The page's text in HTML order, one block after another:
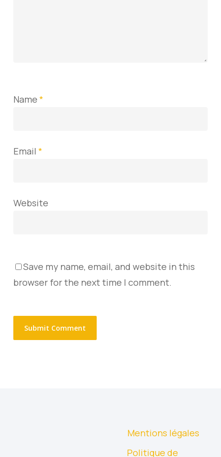
Name *
Email *
Website
Save my name, email, and website in this
browser for the next time I comment.
Mentions légales
Politique de